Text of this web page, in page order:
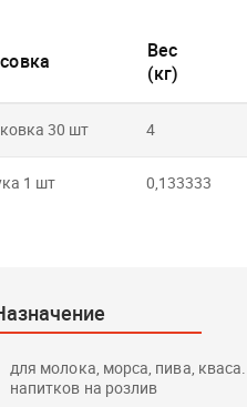
Вес
(кг)
30 шт 4
1 шт 0,133333
для молока, морса, пива, кваса.
напитков на розлив